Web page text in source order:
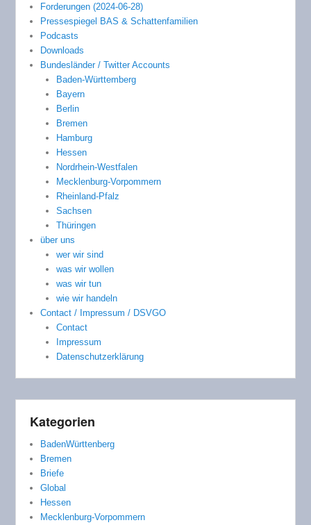
Forderungen (2024-06-28)
Pressespiegel BAS & Schattenfamilien
Podcasts
Downloads
Bundesländer / Twitter Accounts
Baden-Württemberg
Bayern
Berlin
Bremen
Hamburg
Hessen
Nordrhein-Westfalen
Mecklenburg-Vorpommern
Rheinland-Pfalz
Sachsen
Thüringen
über uns
wer wir sind
was wir wollen
was wir tun
wie wir handeln
Contact / Impressum / DSVGO
Contact
Impressum
Datenschutzerklärung
Kategorien
BadenWürttenberg
Bremen
Briefe
Global
Hessen
Mecklenburg-Vorpommern